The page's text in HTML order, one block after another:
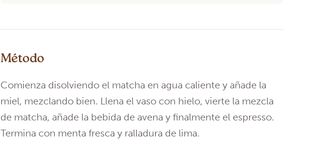
Método
Comienza disolviendo el matcha en agua caliente y añade la
miel, mezclando bien. Llena el vaso con hielo, vierte la mezcla
de matcha, añade la bebida de avena y finalmente el espresso.
Termina con menta fresca y ralladura de lima.